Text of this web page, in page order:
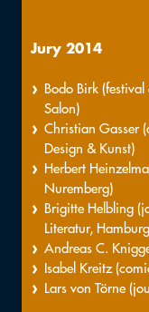
Jury 2014
Bodo Birk
Salon)
Christian Gasser
Design & Kunst)
Herbert
Nuremberg)
Brigitte Helbling
Literatur,
Andreas C.
Isabel Kreitz
Lars von Törne